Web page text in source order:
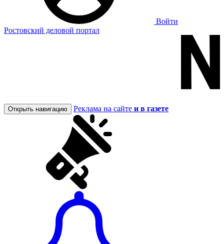
Войти
Ростовский деловой портал
Открыть навигацию Реклама на сайте и в газете